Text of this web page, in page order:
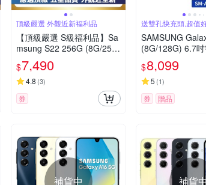
頂級嚴選 外觀近新福利品
【頂級嚴選 S級福利品】Sa
msung S22 256G (8G/256
G) (6.1吋智慧型手機)
$7,490
4.8 (3)
券
送雙孔快充頭,超值
SAMSUNG
(8G/128G) 6.7
機
$8,099
5 (1)
券 贈品
補貨中 補貨